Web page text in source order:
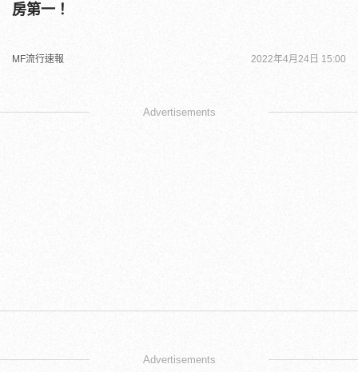
房第一！
MF流行速報 2022年4月24日 15:00
Advertisements
Advertisements